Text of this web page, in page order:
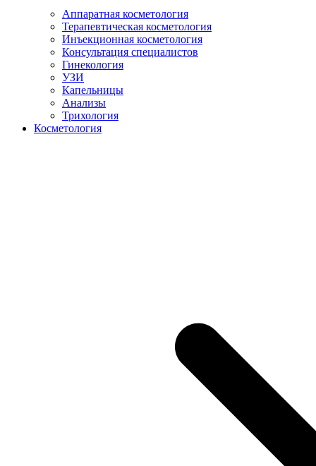
Аппаратная косметология
Терапевтическая косметология
Инъекционная косметология
Консультация специалистов
Гинекология
УЗИ
Капельницы
Анализы
Трихология
Косметология